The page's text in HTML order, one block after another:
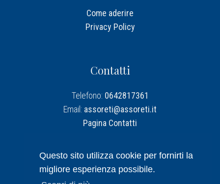
Questo sito utilizza cookie per fornirti la
migliore esperienza possibile.
Come aderire
Privacy Policy
Contatti
Telefono: 0642817361
Email: assoreti@assoreti.it
Pagina Contatti